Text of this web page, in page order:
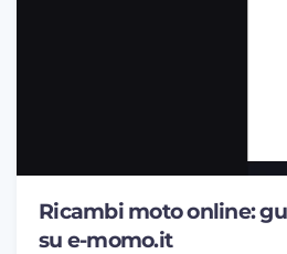
Ricambi moto online:
su e-momo.it